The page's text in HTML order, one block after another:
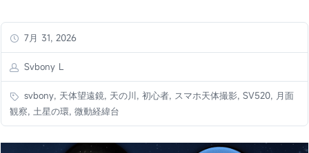
7月 31, 2026
Svbony L
svbony, 天体望遠鏡, 天の川, 初心者, スマホ天体撮影, SV520, 月面
観察, 土星の環, 微動経緯台